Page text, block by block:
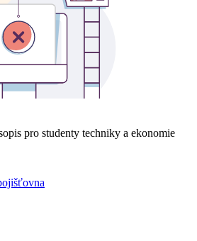
pro studenty techniky a ekonomie